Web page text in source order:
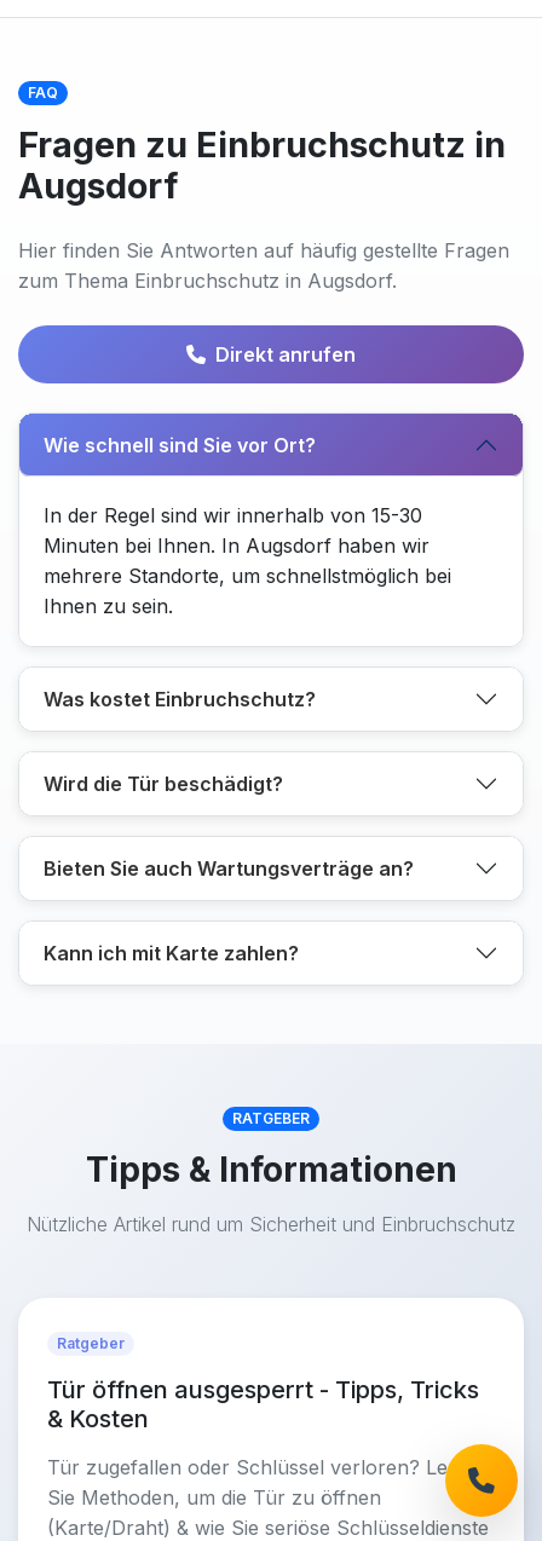
FAQ
Fragen zu Einbruchschutz in
Augsdorf
Hier finden Sie Antworten auf häufig gestellte Fragen
zum Thema Einbruchschutz in Augsdorf.
Direkt anrufen
Wie schnell sind Sie vor Ort?
In der Regel sind wir innerhalb von 15-30
Minuten bei Ihnen. In Augsdorf haben wir
mehrere Standorte, um schnellstmöglich bei
Ihnen zu sein.
Was kostet Einbruchschutz?
Wird die Tür beschädigt?
Bieten Sie auch Wartungsverträge an?
Kann ich mit Karte zahlen?
RATGEBER
Tipps & Informationen
Nützliche Artikel rund um Sicherheit und Einbruchschutz
Ratgeber
Tür öffnen ausgesperrt - Tipps, Tricks
& Kosten
Tür zugefallen oder Schlüssel verloren? Lernen
Sie Methoden, um die Tür zu öffnen
(Karte/Draht) & wie Sie seriöse Schlüsseldienste